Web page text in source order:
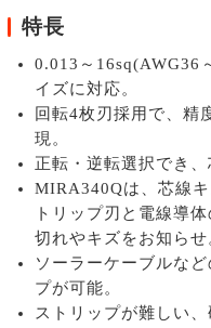
特長
0.013～16sq(AWG36
イズに対応。
回転4枚刃採用で、精
現。
正転・逆転選択でき
MIRA340Qは、芯線
トリップ刃と電線導
切れやキズをお知らせ
ソーラーケーブルな
プが可能。
ストリップが難しい